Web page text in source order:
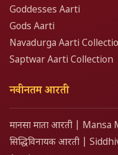
Goddesses Aarti
Gods Aarti
Navadurga Aarti
Saptwar Aarti Collection
नवीनतम आरती
मानसा माता आरती |
सिद्धिविनायक आरती |